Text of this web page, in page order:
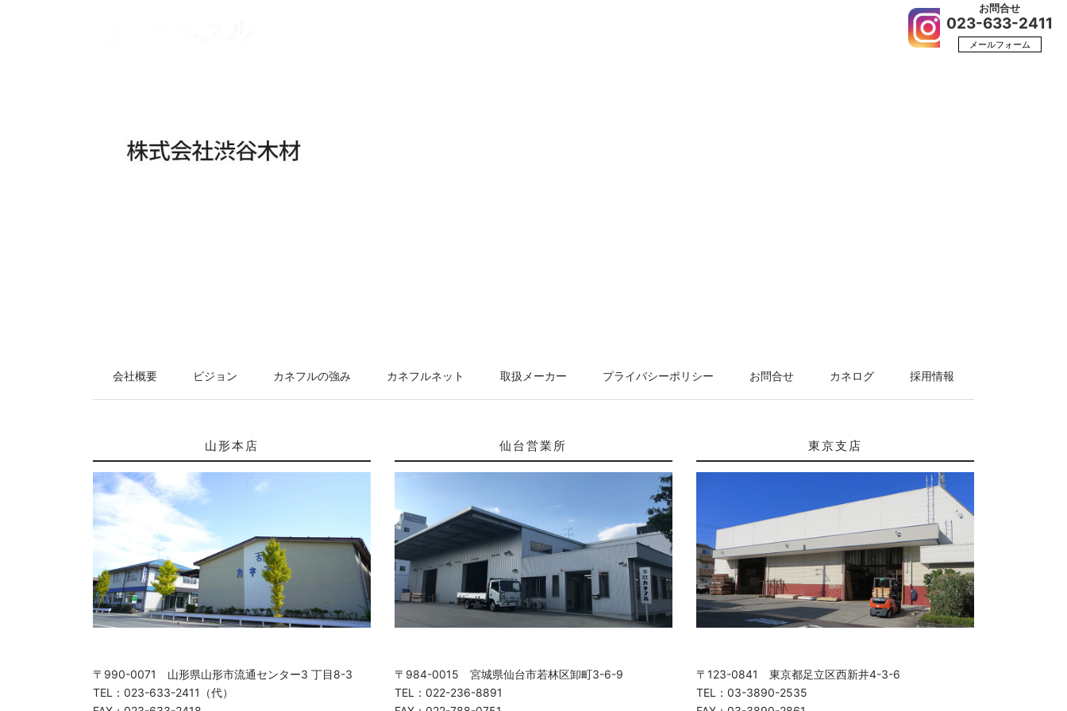
お問合せ
023-633-2411
メールフォーム
会社概要 ビジョン カネフルの強み カネフルネット 取扱メーカー プライバシーポリシー お問合せ カネログ 採用情報
山形本店
〒990-0071 山形県山形市流通センター3 丁目8-3
TEL：023-633-2411（代）
仙台営業所
〒984-0015 宮城県仙台市若林区卸町3-6-9
TEL：022-236-8891
東京支店
〒123-0841 東京都足立区西新井4-3-6
TEL：03-3890-2535